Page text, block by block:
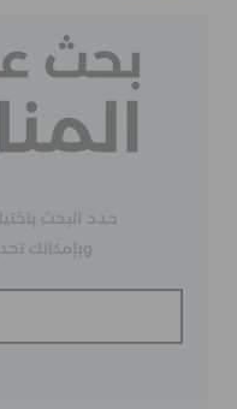
تسجيل الدخول /
قائمة الامنيات
تحديد موقع المتجر